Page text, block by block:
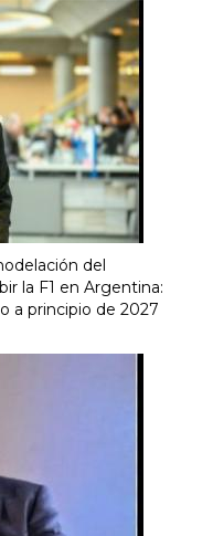
del
la F1 en Argentina:
a principio de 2027